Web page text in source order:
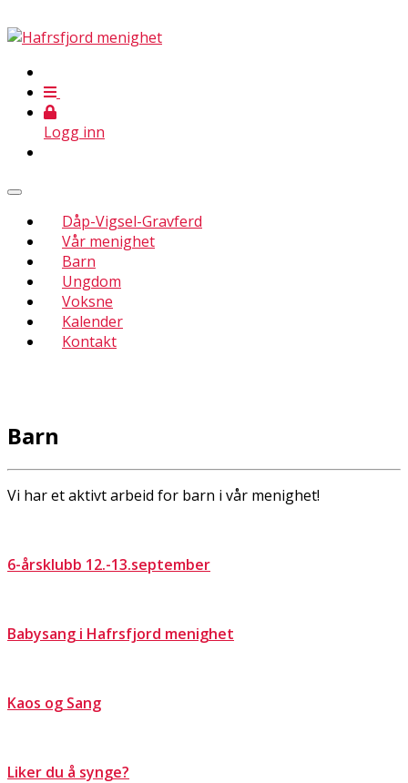
Logg inn
Dåp-Vigsel-Gravferd
Vår menighet
Barn
Ungdom
Voksne
Kalender
Kontakt
Barn
Vi har et aktivt arbeid for barn i vår menighet!
6-årsklubb 12.-13.september
Babysang i Hafrsfjord menighet
Kaos og Sang
Liker du å synge?